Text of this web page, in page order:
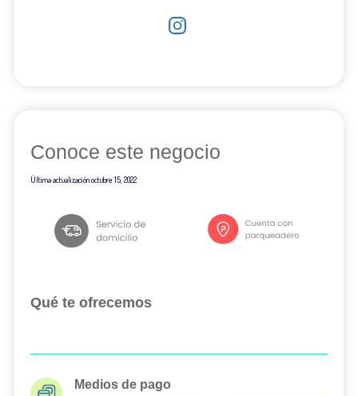
Conoce este negocio
Última actualizaciónoctubre 15, 2022
Qué te ofrecemos
Medios de pago